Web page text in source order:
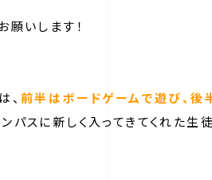
願いします！
、 前半はボードゲームで遊び、後
スに新しく入ってきてくれた生